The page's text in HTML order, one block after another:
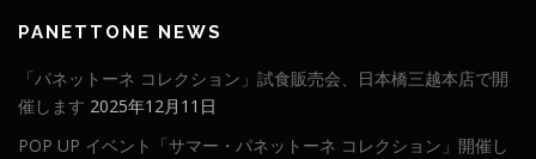
PANETTONE NEWS
「パネットーネ コレクション」試食販売会、日本橋三越本店で開
催します 2025年12月11日
POP UP イベント「サマー・パネットーネ コレクション」開催し